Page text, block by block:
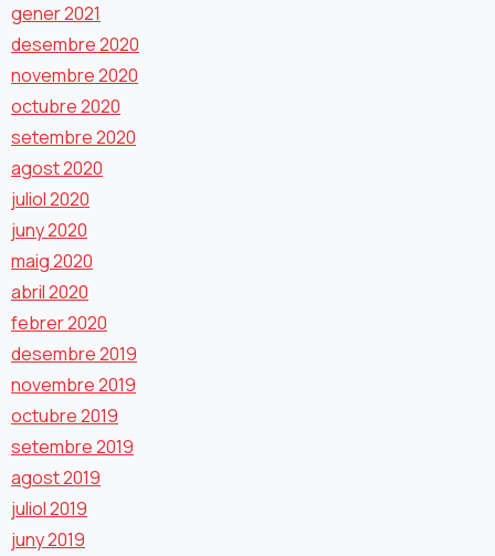
gener 2021
desembre 2020
novembre 2020
octubre 2020
setembre 2020
agost 2020
juliol 2020
juny 2020
maig 2020
abril 2020
febrer 2020
desembre 2019
novembre 2019
octubre 2019
setembre 2019
agost 2019
juliol 2019
juny 2019